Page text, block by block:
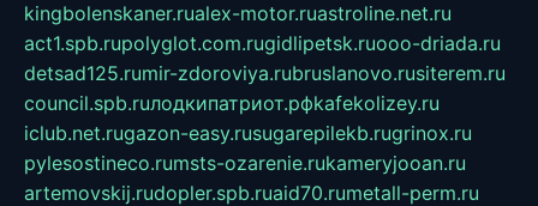
kingbolenskaner.rualex-motor.ruastroline.net.ru
act1.spb.rupolyglot.com.rugidlipetsk.ruooo-driada.ru
detsad125.rumir-zdoroviya.rubruslanovo.rusiterem.ru
council.spb.ruлодкипатриот.рфkafekolizey.ru
iclub.net.rugazon-easy.rusugarepilekb.rugrinox.ru
pylesostineco.rumsts-ozarenie.rukameryjooan.ru
artemovskij.rudopler.spb.ruaid70.rumetall-perm.ru